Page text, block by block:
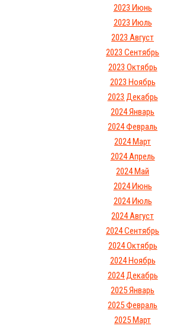
2023 Июнь
2023 Июль
2023 Август
2023 Сентябрь
2023 Октябрь
2023 Ноябрь
2023 Декабрь
2024 Январь
2024 Февраль
2024 Март
2024 Апрель
2024 Май
2024 Июнь
2024 Июль
2024 Август
2024 Сентябрь
2024 Октябрь
2024 Ноябрь
2024 Декабрь
2025 Январь
2025 Февраль
2025 Март